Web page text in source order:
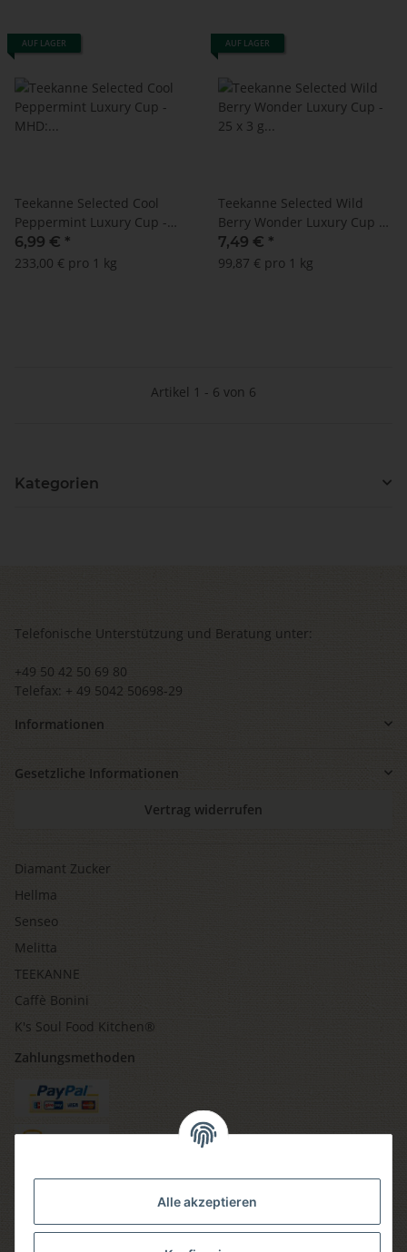
Alle akzeptieren
AUF LAGER
Teekanne Selected Cool
Peppermint Luxury Cup -
MHD: 31.05.2024 !! (25 x 1,2
g)
6,99 € *
233,00 € pro 1 kg
AUF LAGER
Teekanne Selected Wild
Berry Wonder Luxury Cup -
25 x 3 g - NEUE
VERPACKUNGSGRÖßE!!!
7,49 € *
99,87 € pro 1 kg
Artikel 1 - 6 von 6
Kategorien
Telefonische Unterstützung und Beratung unter:
+49 50 42 50 69 80
Telefax: + 49 5042 50698-29
Informationen
Gesetzliche Informationen
Vertrag widerrufen
Diamant Zucker
Hellma
Senseo
Melitta
TEEKANNE
Caffè Bonini
K's Soul Food Kitchen®
Zahlungsmethoden
Versandmethoden